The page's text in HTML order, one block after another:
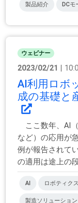
製品紹介 DCモ
ウェビナー
2023/02/21 |
AI利用ロボ
成の基礎と
ここ数年、AI
など）の応用が
例が報告されて
の適用は途上の
AI ロボティクス
製造ソリューション